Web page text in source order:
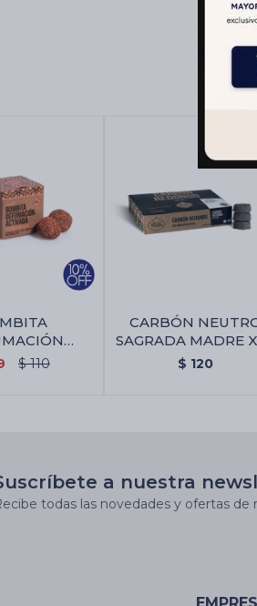
MADRE X 8 -
$ 110
CARBÓN
SAGRADA MADRE
- Carbón Neutro
$ 120
a nuestra
todas las novedades y ofertas de